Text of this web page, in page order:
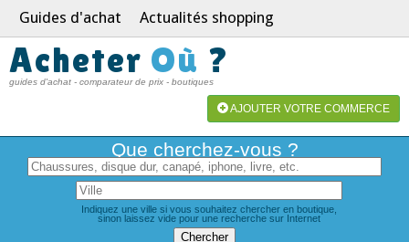
Guides d'achat Actualités shopping
Acheter Où ?
guides d'achat - comparateur de prix - boutiques
AJOUTER VOTRE COMMERCE
Que cherchez-vous ?
Indiquez une ville si vous souhaitez chercher en boutique,
sinon laissez vide pour une recherche sur Internet